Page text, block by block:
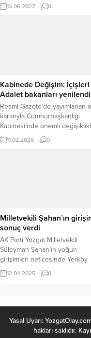
tamamlanacağını söyledi.
13.06.2022 0
Kabinede Değişim:
Adalet bakanları yenilendi
Resmi Gazete’de yayımlanan
kararıyla Cumhurbaşkanlığı
Kabinesi’nde önemli
yapıldı. Cumhurbaşkanı Recep
Tayyip Erdoğan’ın imzasını
yayımlanan Atama Kararı’nda şu
ifadelere yer verildi:“Görevden
affını isteyen ve...
11.02.2026 0
Milletvekili Şahan’ın
sonuç verdi
AK Parti Yozgat Milletvekili
Süleyman Şahan’ın yoğun
girişimleri neticesinde Yerköy
ilçesine kazandırılması
modern spor salonu projesi
metrekare alan üzerine inşa
edilecek ve 765 seyirci
olarak planlanan bu dev tesis,
12.04.2025 0
Yasal Uyarı:
hakları saklıdır.